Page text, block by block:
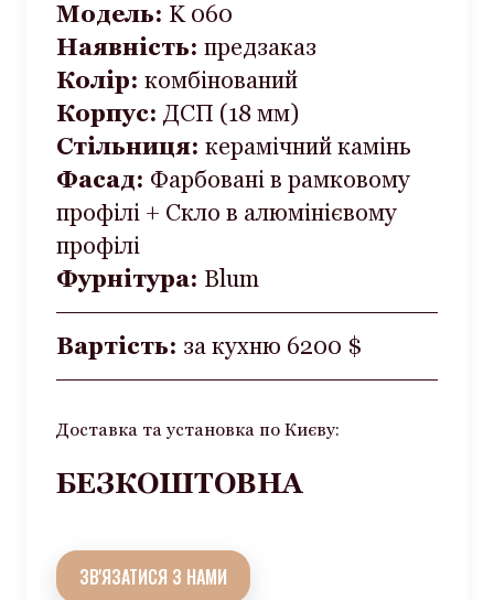
Модель: K 060
Наявність: предзаказ
Колір: комбінований
Корпус: ДСП (18 мм)
Стільниця: керамічний камінь
Фасад: Фарбовані в рамковому
профілі + Скло в алюмінієвому
профілі
Фурнітура: Blum
Вартість: за кухню 6200 $
Доставка та установка по Києву:
БЕЗКОШТОВНА
ЗВ'ЯЗАТИСЯ З НАМИ